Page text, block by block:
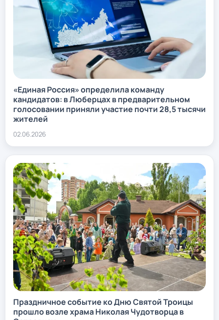
«Единая Россия» определила команду
кандидатов: в Люберцах в предварительном
голосовании приняли участие почти 28,5 тысячи
жителей
02.06.2026
Праздничное событие ко Дню Святой Троицы
прошло возле храма Николая Чудотворца в